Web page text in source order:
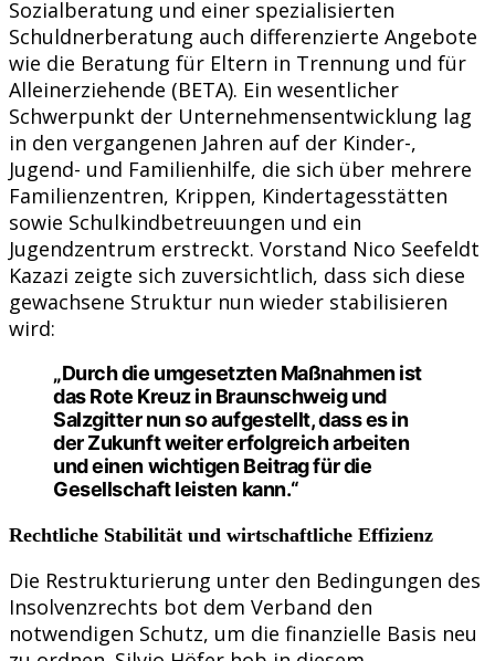
Sozialberatung und einer spezialisierten
Schuldnerberatung auch differenzierte Angebote
wie die Beratung für Eltern in Trennung und für
Alleinerziehende (BETA). Ein wesentlicher
Schwerpunkt der Unternehmensentwicklung lag
in den vergangenen Jahren auf der Kinder-,
Jugend- und Familienhilfe, die sich über mehrere
Familienzentren, Krippen, Kindertagesstätten
sowie Schulkindbetreuungen und ein
Jugendzentrum erstreckt. Vorstand Nico Seefeldt
Kazazi zeigte sich zuversichtlich, dass sich diese
gewachsene Struktur nun wieder stabilisieren
wird:
„Durch die umgesetzten Maßnahmen ist
das Rote Kreuz in Braunschweig und
Salzgitter nun so aufgestellt, dass es in
der Zukunft weiter erfolgreich arbeiten
und einen wichtigen Beitrag für die
Gesellschaft leisten kann.“
Rechtliche Stabilität und wirtschaftliche Effizienz
Die Restrukturierung unter den Bedingungen des
Insolvenzrechts bot dem Verband den
notwendigen Schutz, um die finanzielle Basis neu